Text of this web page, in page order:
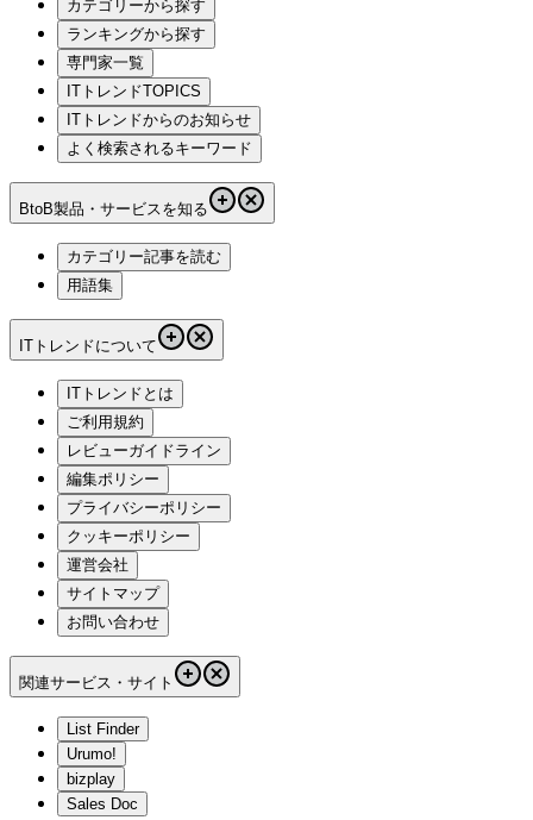
カテゴリーから探す
ランキングから探す
専門家一覧
ITトレンドTOPICS
ITトレンドからのお知らせ
よく検索されるキーワード
BtoB製品・サービスを知る
カテゴリー記事を読む
用語集
ITトレンドについて
ITトレンドとは
ご利用規約
レビューガイドライン
編集ポリシー
プライバシーポリシー
クッキーポリシー
運営会社
サイトマップ
お問い合わせ
関連サービス・サイト
List Finder
Urumo!
bizplay
Sales Doc